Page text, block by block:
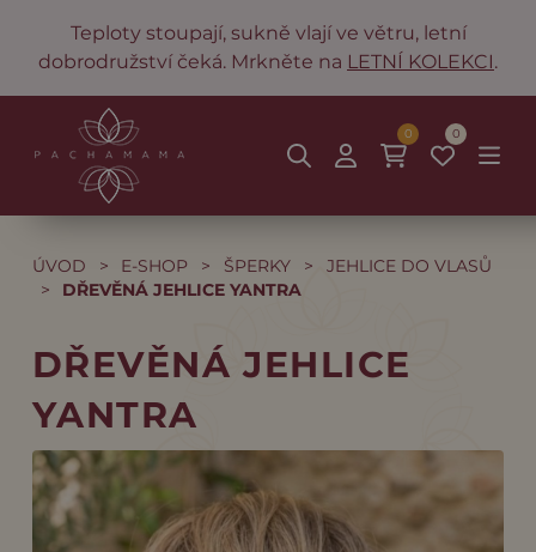
Teploty stoupají, sukně vlají ve větru, letní
dobrodružství čeká. Mrkněte na LETNÍ KOLEKCI.
0
0
ÚVOD > E-SHOP > ŠPERKY >
JEHLICE DO VLASŮ
>
DŘEVĚNÁ JEHLICE YANTRA
DŘEVĚNÁ JEHLICE
YANTRA